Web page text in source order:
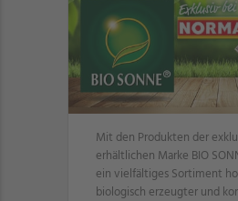
Mit den Produkten der
erhältlichen Marke BIO
ein vielfältiges Sortiment
biologisch erzeugter und